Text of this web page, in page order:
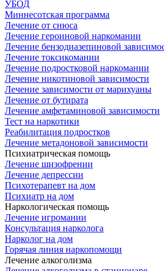
УБОД
Миннесотская программа
Лечение от снюса
Лечение героиновой наркомании
Лечение бензодиазепиновой
Лечение токсикомании
Лечение подростковой наркомании
Лечение никотиновой зависимости
Лечение зависимости от марихуаны
Лечение от бутирата
Лечение амфетаминовой зависимости
Тест на наркотики
Реабилитация подростков
Лечение метадоновой зависимости
Психиатрическая помощь
Лечение шизофрении
Лечение депрессии
Психотерапевт на дом
Психиатр на дом
Наркологическая помощь
Лечение игромании
Консультация нарколога
Нарколог на дом
Горячая линия наркопомощи
Лечение алкоголизма